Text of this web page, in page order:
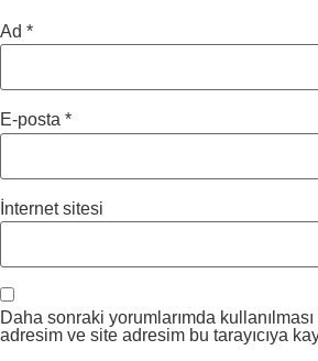
Ad *
E-posta *
İnternet sitesi
Daha sonraki yorumlarımda
adresim ve site adresim bu tarayıcıya